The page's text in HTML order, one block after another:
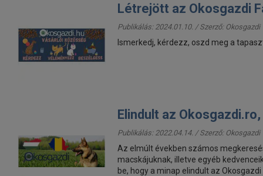
Létrejött az Okosgazdi
Publikálás: 2024.01.10. / Szerző: Okosgazdi
Ismerkedj, kérdezz, oszd meg a
Elindult az
Publikálás: 2022.04.14. / Szerző: Okosgazdi
Az elmúlt években számos
macskájuknak, illetve egyéb
be, hogy a minap elindult az